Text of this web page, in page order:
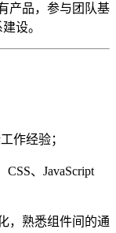
产品，参与团队基
设。
作经验；
、JavaScript
，熟悉组件间的通